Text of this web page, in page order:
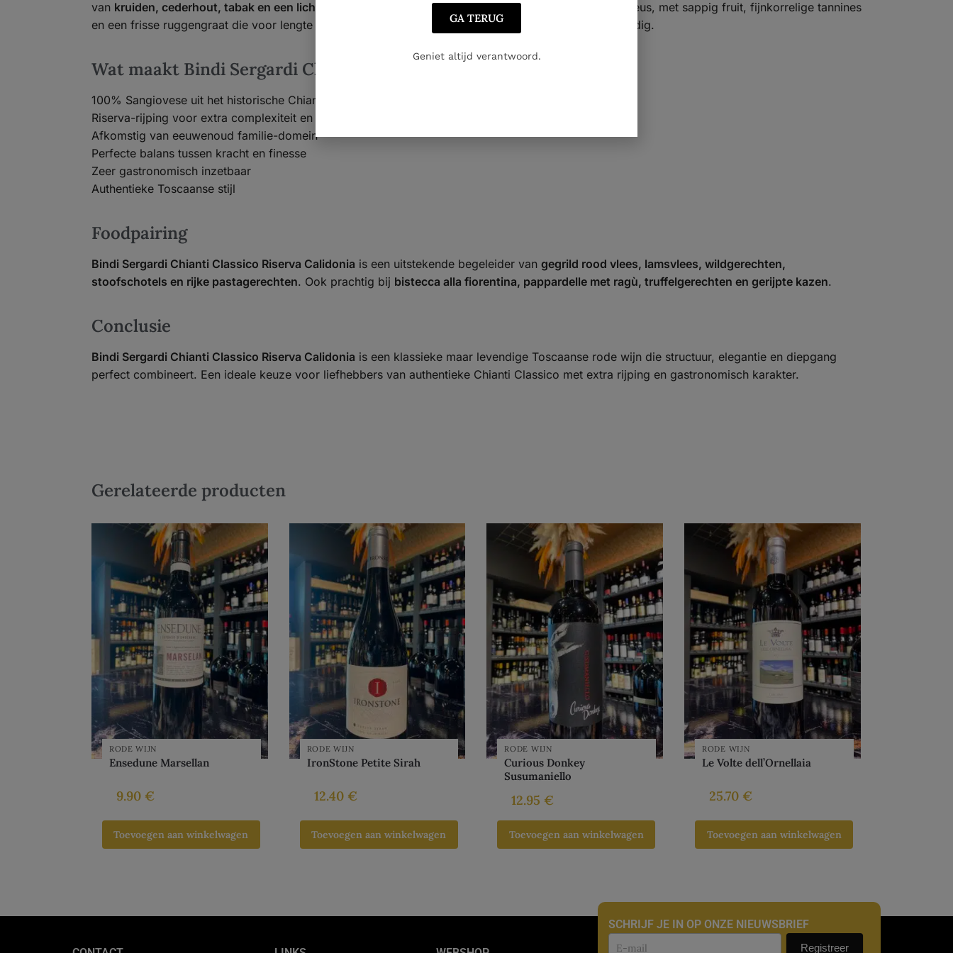
van kruiden, cederhout, tabak en een lichte aardse mineraliteit
. In de mond is de wijn vol en harmonieus, met sappig fruit, fijnkorrelige tannines
en een frisse ruggengraat die voor lengte en elegantie zorgt. De afdronk is lang, gelaagd en licht kruidig.
Wat maakt Bindi Sergardi Chianti Classico Riserva Calidonia uniek
100% Sangiovese uit het historische Chianti Classico-gebied
Riserva-rijping voor extra complexiteit en structuur
Afkomstig van eeuwenoud familie-domein
Perfecte balans tussen kracht en finesse
Zeer gastronomisch inzetbaar
Authentieke Toscaanse stijl
Foodpairing
Bindi Sergardi Chianti Classico Riserva Calidonia is een uitstekende begeleider van gegrild rood vlees, lamsvlees, wildgerechten,
stoofschotels en rijke pastagerechten. Ook prachtig bij bistecca alla fiorentina, pappardelle met ragù, truffelgerechten en gerijpte kazen.
Conclusie
Bindi Sergardi Chianti Classico Riserva Calidonia is een klassieke maar levendige Toscaanse rode wijn die structuur, elegantie en diepgang
perfect combineert. Een ideale keuze voor liefhebbers van authentieke Chianti Classico met extra rijping en gastronomisch karakter.
Gerelateerde producten
RODE WIJN
Ensedune Marsellan
9.90 €
Toevoegen aan winkelwagen
RODE WIJN
IronStone Petite Sirah
12.40 €
Toevoegen aan winkelwagen
RODE WIJN
Curious Donkey
Susumaniello
12.95 €
Toevoegen aan winkelwagen
RODE WIJN
Le Volte dell’Ornellaia
25.70 €
Toevoegen aan winkelwagen
SCHRIJF JE IN OP ONZE NIEUWSBRIEF
Nieuwsbrief Registreer
GA TERUG
Geniet altijd verantwoord.